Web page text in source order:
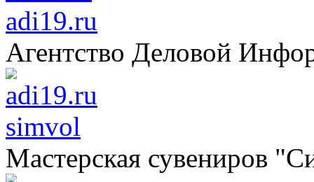
adi19.ru
Агентство Деловой
simvol
Мастерская сувениров